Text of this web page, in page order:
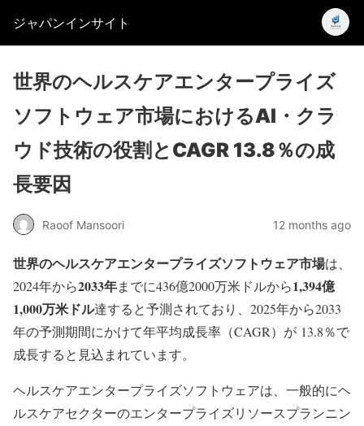
ジャパンインサイト
世界のヘルスケアエンタープライズ
ソフトウェア市場におけるAI・クラ
ウド技術の役割とCAGR 13.8％の成
長要因
Raoof Mansoori 12 months ago
世界のヘルスケアエンタープライズソフトウェア市場は、
2024年から2033年までに436億2000万米ドルから1,394億
1,000万米ドル達すると予測されており、2025年から2033
年の予測期間にかけて年平均成長率（CAGR）が 13.8％で
成長すると見込まれています。
ヘルスケアエンタープライズソフトウェアは、一般的にヘ
ルスケアセクターのエンタープライズリソースプランニン